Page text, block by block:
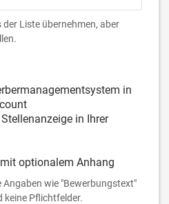
Liste übernehmen, aber
in
in Ihrer
optionalem Anhang
Angaben wie "Bewerbungstext"
keine Pflichtfelder.